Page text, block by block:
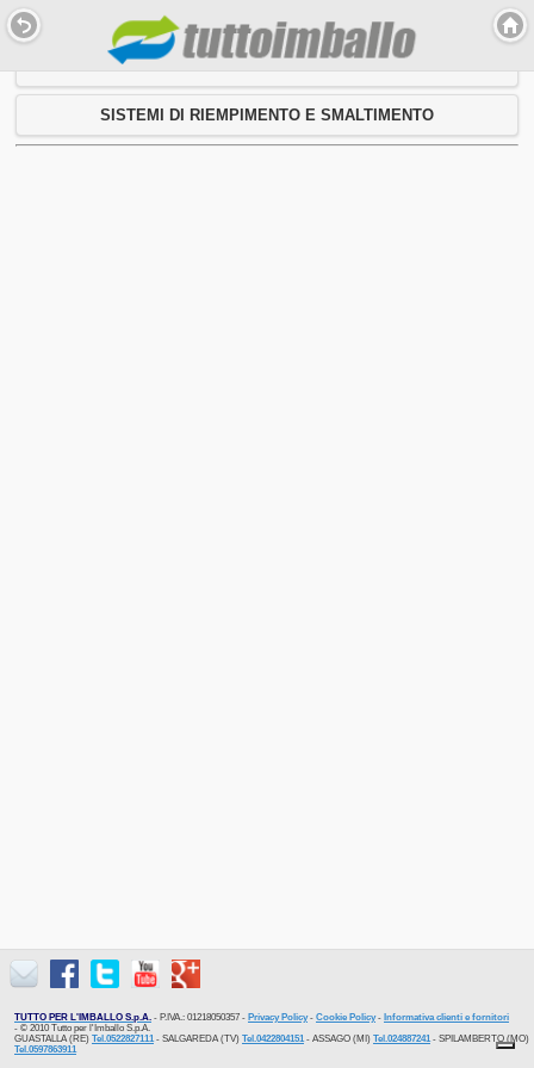
SISTEMI DI RIEMPIMENTO E SMALTIMENTO
TUTTO PER L'IMBALLO S.p.A. - P.IVA.: 01218050357 - Privacy Policy- Cookie Policy- Informativa clienti e fornitori
- © 2010 Tutto per l'Imballo S.p.A.
GUASTALLA (RE) Tel.0522827111 - SALGAREDA (TV) Tel.0422804151 - ASSAGO (MI) Tel.024887241 - SPILAMBERTO (MO)
Tel.0597863911